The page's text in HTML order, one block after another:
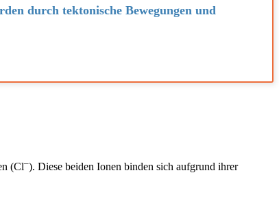
durch tektonische Bewegungen und
(Cl–). Diese beiden Ionen binden sich aufgrund ihrer